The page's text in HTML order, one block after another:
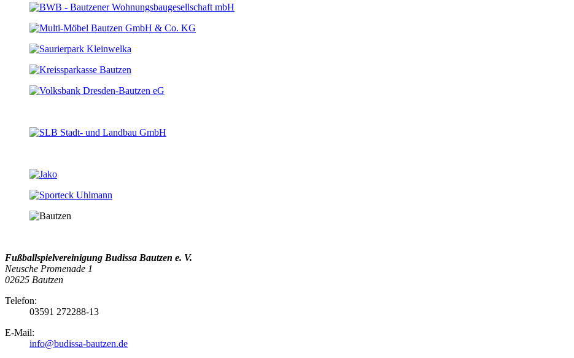
Fußballspielvereinigung Budissa Bautzen e. V.
Neusche Promenade 1
02625 Bautzen
Telefon:
03591 272288-13
E-Mail:
info@budissa-bautzen.de